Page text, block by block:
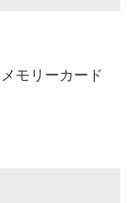
モリーカード